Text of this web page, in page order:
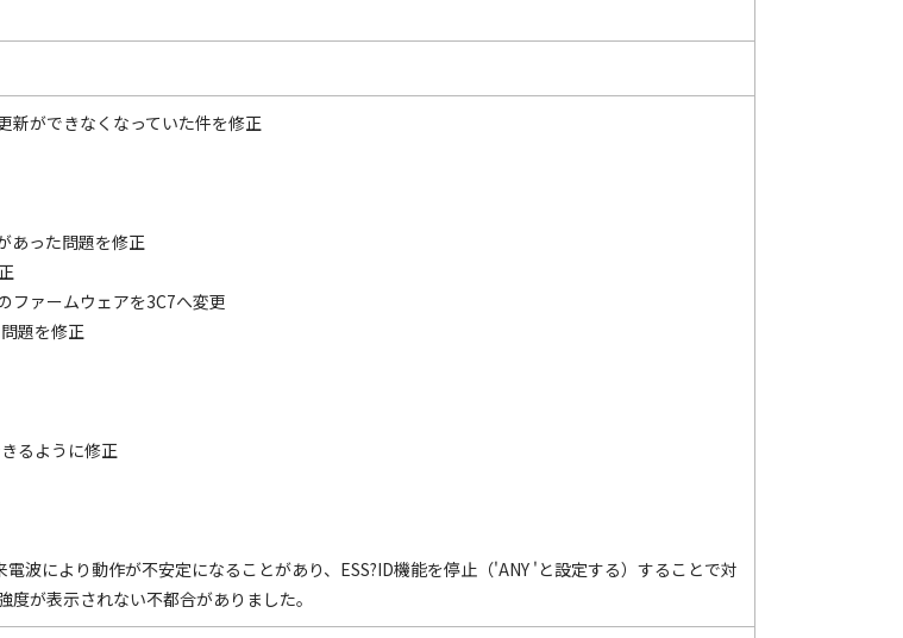
新ができなくなっていた件を修正
あった問題を修正
ファームウェアを3C7へ変更
題を修正
るように修正
波により動作が不安定になることがあり、ESS?ID機能を停止（'ANY 'と設定する）することで対
が表示されない不都合がありました。